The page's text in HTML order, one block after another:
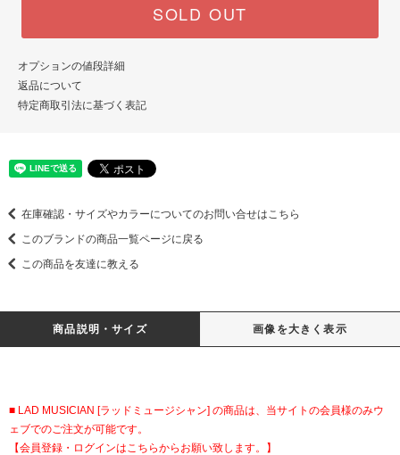
SOLD OUT
オプションの値段詳細
返品について
特定商取引法に基づく表記
在庫確認・サイズやカラーについてのお問い合せはこちら
このブランドの商品一覧ページに戻る
この商品を友達に教える
商品説明・サイズ 画像を大きく表示
■ LAD MUSICIAN [ラッドミュージシャン] の商品は、当サイトの会員様のみウ
ェブでのご注文が可能です。
【会員登録・ログインはこちらからお願い致します。】